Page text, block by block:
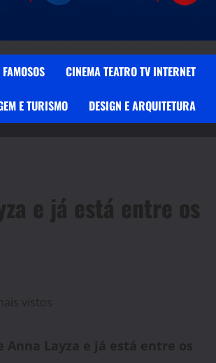
FAMOSOS CINEMA TEATRO TV INTERNET
E TURISMO DESIGN E ARQUITETURA
e já está entre os
Layza e já está entre os